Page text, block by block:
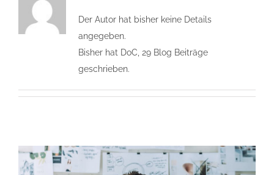
Der Autor hat bisher keine Details
angegeben.
Bisher hat DoC, 29 Blog Beiträge
geschrieben.